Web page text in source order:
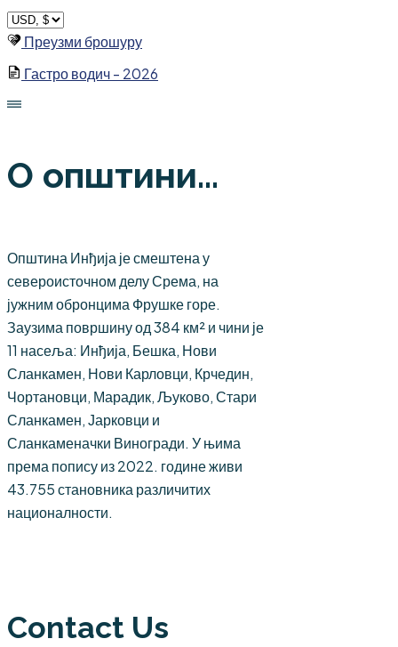
Skip
to
content
Преузми брошуру
Гастро водич - 2026
О општини...
Општина Инђија је смештена у
североисточном делу Срема, на
јужним обронцима Фрушке горе.
Заузима површину од 384 км² и чини је
11 насеља: Инђија, Бешка, Нови
Сланкамен, Нови Карловци, Крчедин,
Чортановци, Марадик, Љуково, Стари
Сланкамен, Јарковци и
Сланкаменачки Виногради. У њима
према попису из 2022. године живи
43.755 становника различитих
националности.
Contact Us